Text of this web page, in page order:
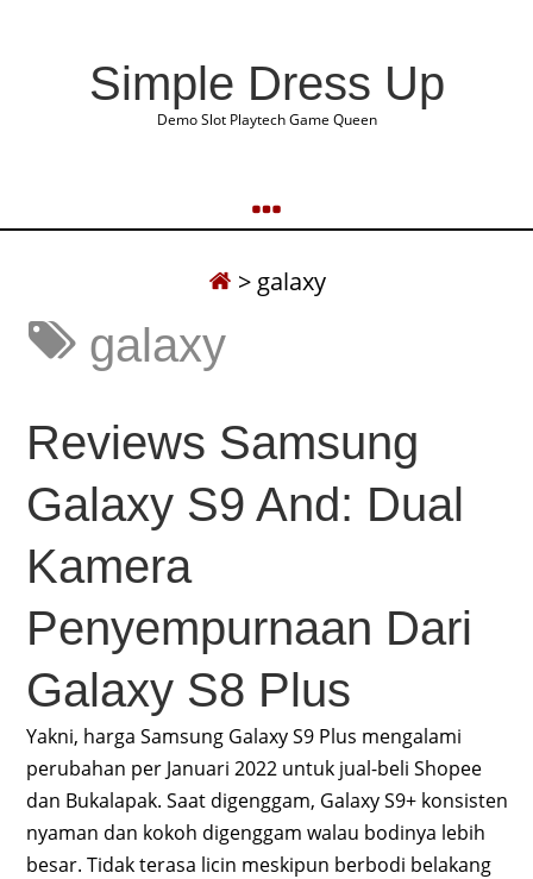
Simple Dress Up
Demo Slot Playtech Game Queen
> galaxy
galaxy
Reviews Samsung
Galaxy S9 And: Dual
Kamera
Penyempurnaan Dari
Galaxy S8 Plus
Yakni, harga Samsung Galaxy S9 Plus mengalami
perubahan per Januari 2022 untuk jual-beli Shopee
dan Bukalapak. Saat digenggam, Galaxy S9+ konsisten
nyaman dan kokoh digenggam walau bodinya lebih
besar. Tidak terasa licin meskipun berbodi belakang